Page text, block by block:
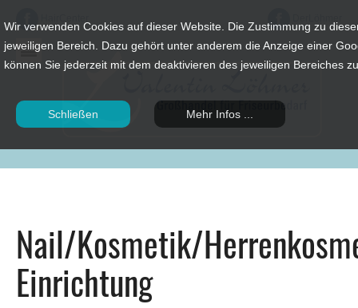
Wir verwenden Cookies auf dieser Website. Die Zustimmung zu
jeweiligen Bereich. Dazu gehört unter anderem die Anzeige einer
können Sie jederzeit mit dem deaktivieren des jeweiligen Bereiches
Schließen Mehr Infos ...
Nail/Kosmetik/
Einrichtung